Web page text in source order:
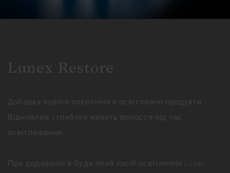
Lunex Restore
Добавка нового покоління в освітлюючі продукти.
Відновлює і глибоко живить волосся під час
освітлювання.
При додаванні в будь-який засіб освітлення Lunex